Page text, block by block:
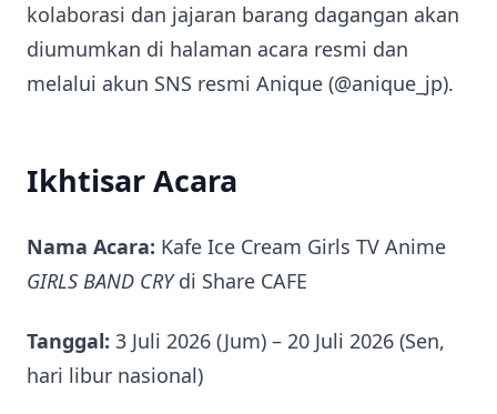
kolaborasi dan jajaran barang dagangan akan
diumumkan di halaman acara resmi dan
melalui akun SNS resmi Anique (@anique_jp).
Ikhtisar Acara
Nama Acara: Kafe Ice Cream Girls TV Anime
GIRLS BAND CRYdi Share CAFE
Tanggal: 3 Juli 2026 (Jum) – 20 Juli 2026 (Sen,
hari libur nasional)